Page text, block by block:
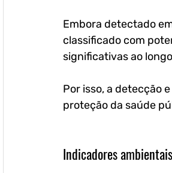
Embora detectado
classificado com
significativas ao
Por isso, a detecção
proteção da saúde
Indicadores ambientais